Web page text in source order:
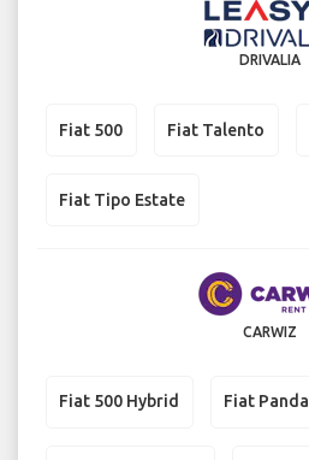
DRIVALIA
Fiat 500 Fiat Talento
Fiat Tipo Estate
CARWIZ
Fiat 500 Hybrid Fiat Panda